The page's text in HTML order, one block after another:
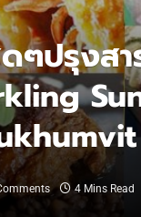
ๆปรุงส
4 Mins Read